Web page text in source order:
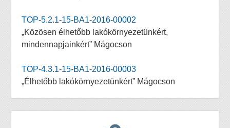
TOP-5.2.1-15-BA1-2016-00002
„Közösen élhetőbb lakókörnyezetünkért,
mindennapjainkért” Mágocson
TOP-4.3.1-15-BA1-2016-00003
„Élhetőbb lakókörnyezetünkért” Mágocson